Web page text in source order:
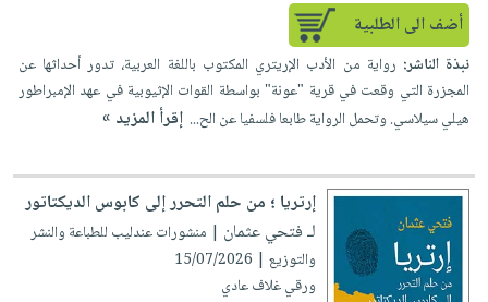
أضف الى الطلبية
نبذة الناشر: رواية من الأدب الإريتري المكتوب باللغة العربية، تدور أحداثها عن
المجزرة التي وقعت في قرية "عونة" بواسطة القوات الإثيوبية في عهد الإمبراطور
هيلي سيلاسي. وتحمل الرواية طابعا فلسفيا عن الح... إقرأ المزيد »
إرتريا ؛ من حلم التحرر إلى كابوس الديكتاتور
لـ فتحي عثمان | منشورات عندليب للطباعة والنشر
والتوزيع | 15/07/2026
ورقي غلاف عادي